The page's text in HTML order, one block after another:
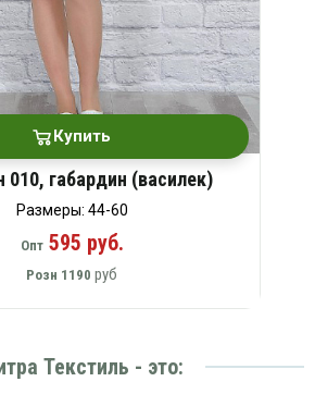
Купить
010, габардин (василек)
Размеры: 44-60
Опт595 руб.
Розн 1190 руб
Текстиль - это: